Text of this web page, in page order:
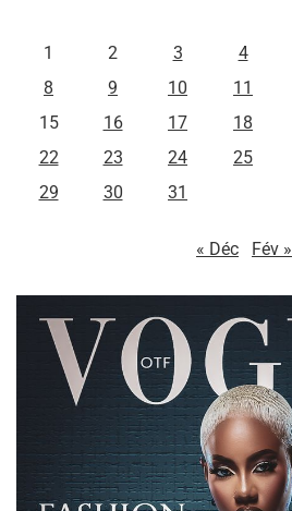
1
2 3 4
8
9 10 11
15
16 17 18
22
23 24 25
29
30 31
« Déc Fév »